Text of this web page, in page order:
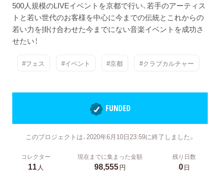
500人規模のLIVEイベントを京都で行い、若手のアーティス
トと若い世代のお客様を中心に今までの伝統とこれからの
若い力を掛け合わせた今までにない音楽イベントを成功さ
せたい！
#フェス #イベント #京都 #クラブカルチャー
FUNDED
このプロジェクトは、2020年6月10日23:59に終了しました。
コレクター
11人
現在までに集まった金額
98,555円
残り日数
0日